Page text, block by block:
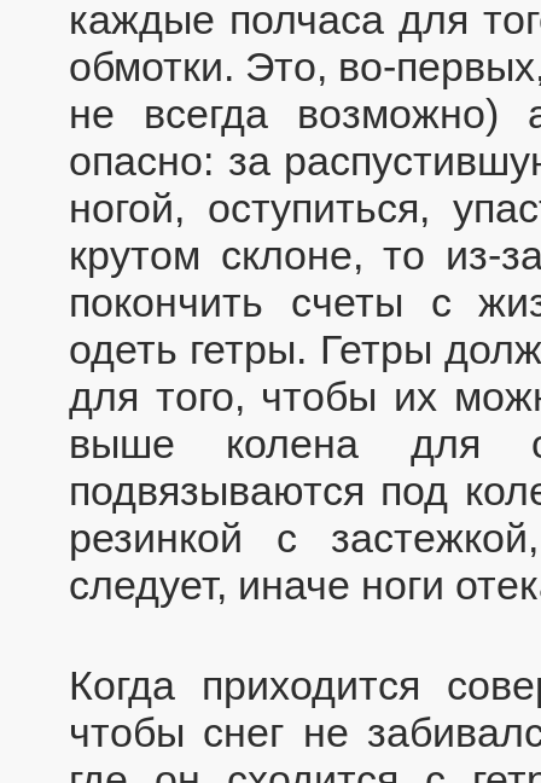
каждые полчаса для
обмотки. Это, во-
не всегда возможно)
опасно: за
ногой, оступиться,
крутом склоне, то из-
покончить счеты с
одеть гетры. Гетры
для того, чтобы их
выше колена для
подвязываются под
резинкой с
следует, иначе ноги
Когда приходится
чтобы снег не